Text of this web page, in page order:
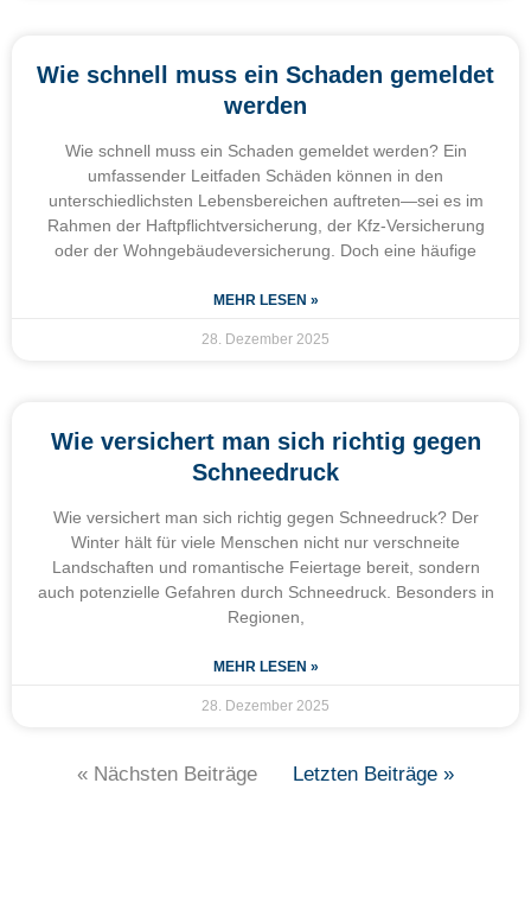
Wie schnell muss ein Schaden gemeldet
werden
Wie schnell muss ein Schaden gemeldet werden? Ein
umfassender Leitfaden Schäden können in den
unterschiedlichsten Lebensbereichen auftreten—sei es im
Rahmen der Haftpflichtversicherung, der Kfz-Versicherung
oder der Wohngebäudeversicherung. Doch eine häufige
MEHR LESEN »
28. Dezember 2025
Wie versichert man sich richtig gegen
Schneedruck
Wie versichert man sich richtig gegen Schneedruck? Der
Winter hält für viele Menschen nicht nur verschneite
Landschaften und romantische Feiertage bereit, sondern
auch potenzielle Gefahren durch Schneedruck. Besonders in
Regionen,
MEHR LESEN »
28. Dezember 2025
« Nächsten Beiträge Letzten Beiträge »